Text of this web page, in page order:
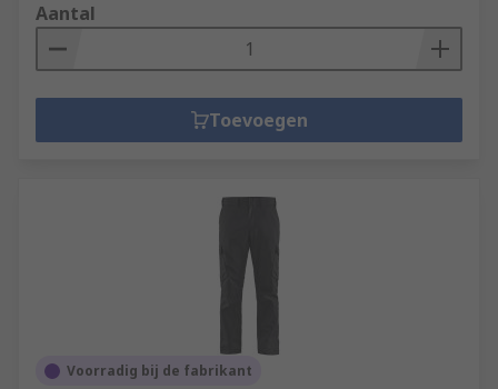
Aantal
Toevoegen
Voorradig bij de fabrikant